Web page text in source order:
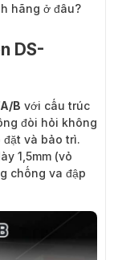
hãng ở đâu?
DS-
B với cấu trúc
đòi hỏi không
và bảo trì.
1,5mm (vỏ
chống va đập